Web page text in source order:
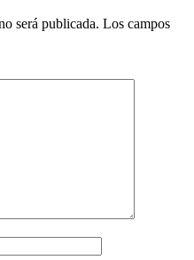
será publicada. Los campos